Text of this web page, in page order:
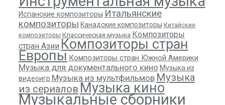
Испанские композиторы Итальянские
композиторы Канадские композиторы Китайские
композиторы Классическая музыка Композиторы
стран Азии Композиторы стран
Европы Композиторы стран Южной Америки
Музыка для документального кино Музыка из
видеоигр Музыка из мультфильмов Музыка
из сериалов Музыка кино
Музыкальные сборники